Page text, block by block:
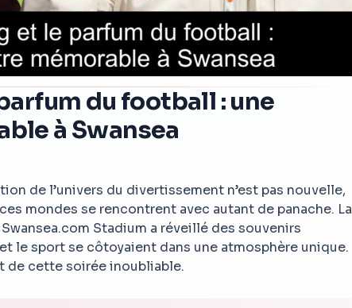
du football : une
à Swansea
de l’univers du divertissement n’est pas nouvelle,
mondes se rencontrent avec autant de panache. La
Stadium a réveillé des souvenirs
le sport se côtoyaient dans une atmosphère unique.
de cette soirée inoubliable.